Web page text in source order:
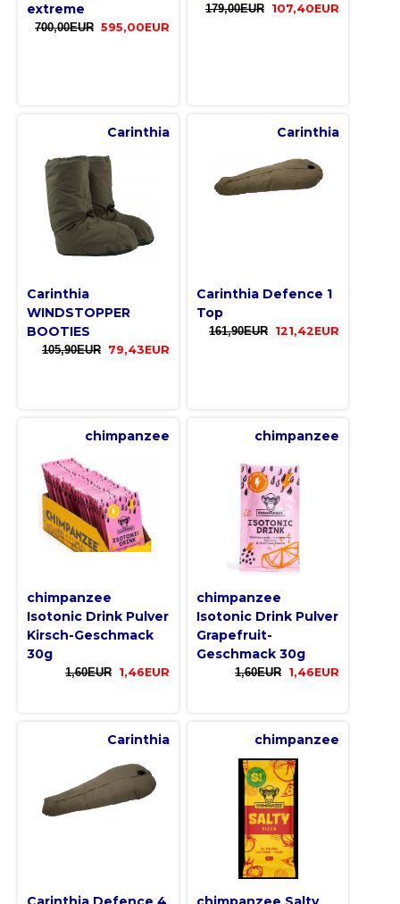
extreme
700,00EUR 595,00EUR
179,00EUR 107,40EUR
Carinthia
Carinthia
WINDSTOPPER
BOOTIES
105,90EUR 79,43EUR
Carinthia
Carinthia Defence 1
Top
161,90EUR 121,42EUR
chimpanzee
chimpanzee
Isotonic Drink Pulver
Kirsch-Geschmack
30g
1,60EUR 1,46EUR
chimpanzee
chimpanzee
Isotonic Drink Pulver
Grapefruit-
Geschmack 30g
1,60EUR 1,46EUR
Carinthia chimpanzee